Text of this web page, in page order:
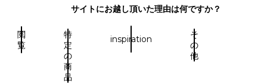
サイトにお越し頂いた理由は何ですか？
閲
覧
特
定
の
商
品
inspiration
そ
の
他